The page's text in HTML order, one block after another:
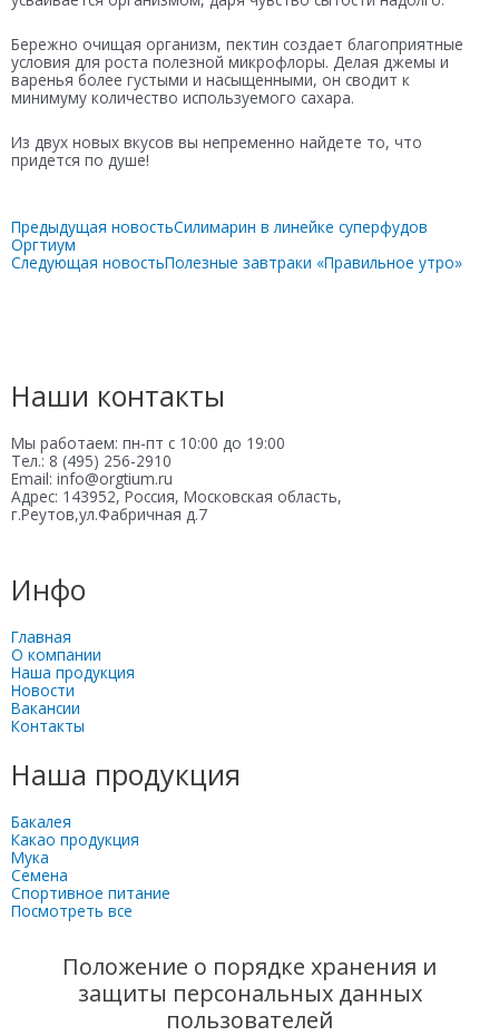
Бережно очищая организм, пектин создает благоприятные
условия для роста полезной микрофлоры. Делая джемы и
варенья более густыми и насыщенными, он сводит к
минимуму количество используемого сахара.
Из двух новых вкусов вы непременно найдете то, что
придется по душе!
Предыдущая новостьСилимарин в линейке суперфудов
Оргтиум
Следующая новостьПолезные завтраки «Правильное утро»
Наши контакты
Мы работаем: пн-пт с 10:00 до 19:00
Тел.: 8 (495) 256-2910
Email: info@orgtium.ru
Адрес: 143952, Россия, Московская область,
г.Реутов,ул.Фабричная д.7
Инфо
Главная
О компании
Наша продукция
Новости
Вакансии
Контакты
Наша продукция
Бакалея
Какао продукция
Мука
Семена
Спортивное питание
Посмотреть все
Положение о порядке хранения и
защиты персональных данных
пользователей